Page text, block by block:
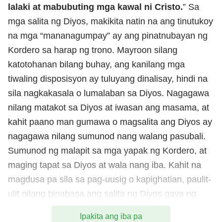
lalaki at mabubuting mga kawal ni Cristo.” Sa
mga salita ng Diyos, makikita natin na ang tinutukoy
na mga “mananagumpay” ay ang pinatnubayan ng
Kordero sa harap ng trono. Mayroon silang
katotohanan bilang buhay, ang kanilang mga
tiwaling disposisyon ay tuluyang dinalisay, hindi na
sila nagkakasala o lumalaban sa Diyos. Nagagawa
nilang matakot sa Diyos at iwasan ang masama, at
kahit paano man gumawa o magsalita ang Diyos ay
nagagawa nilang sumunod nang walang pasubali.
Sumunod ng malapit sa mga yapak ng Kordero, at
maging tapat sa Diyos at wala nang iba. Kahit na
magdusa pa sila sa pag-uusig o kapighatian, paulit-
ulit nilang binabasa ang salita ng Diyos gaya ng
karaniwan at ginagawa ang mga tungkulin ng isang
Ipakita ang iba pa